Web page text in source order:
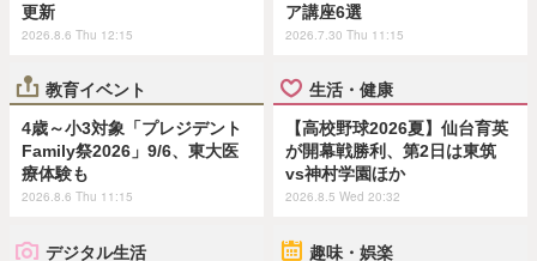
更新
2026.8.6 Thu 12:15
ア講座6選
2026.7.30 Thu 11:15
教育イベント
4歳～小3対象「プレジデント
Family祭2026」9/6、東大医
療体験も
2026.8.6 Thu 11:15
生活・健康
【高校野球2026夏】仙台育英
が開幕戦勝利、第2日は東筑
vs神村学園ほか
2026.8.5 Wed 20:32
デジタル生活 趣味・娯楽